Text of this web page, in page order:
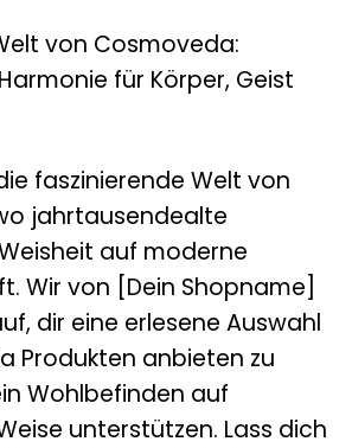
von Cosmoveda:
für Körper, Geist
faszinierende Welt von
jahrtausendealte
auf moderne
Wir von [Dein Shopname]
dir eine erlesene Auswahl
Produkten anbieten zu
Wohlbefinden auf
unterstützen. Lass dich